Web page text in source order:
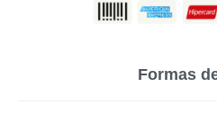
Formas